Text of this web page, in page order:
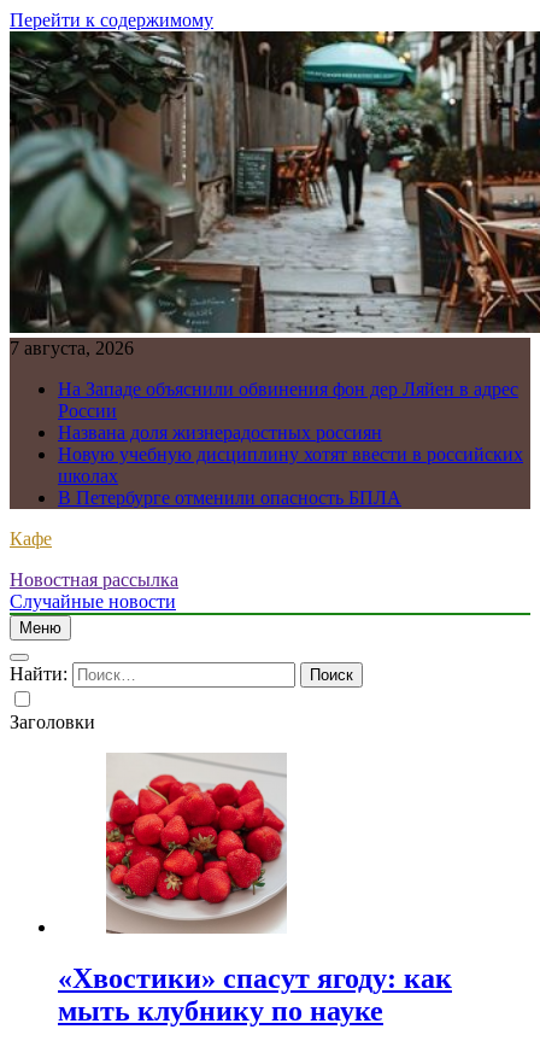
Перейти к содержимому
7 августа, 2026
На Западе объяснили обвинения фон дер Ляйен в адрес
России
Названа доля жизнерадостных россиян
Новую учебную дисциплину хотят ввести в российских
школах
В Петербурге отменили опасность БПЛА
Кафе
Новостная рассылка
Случайные новости
Меню
Найти:
Заголовки
«Хвостики» спасут ягоду: как
мыть клубнику по науке